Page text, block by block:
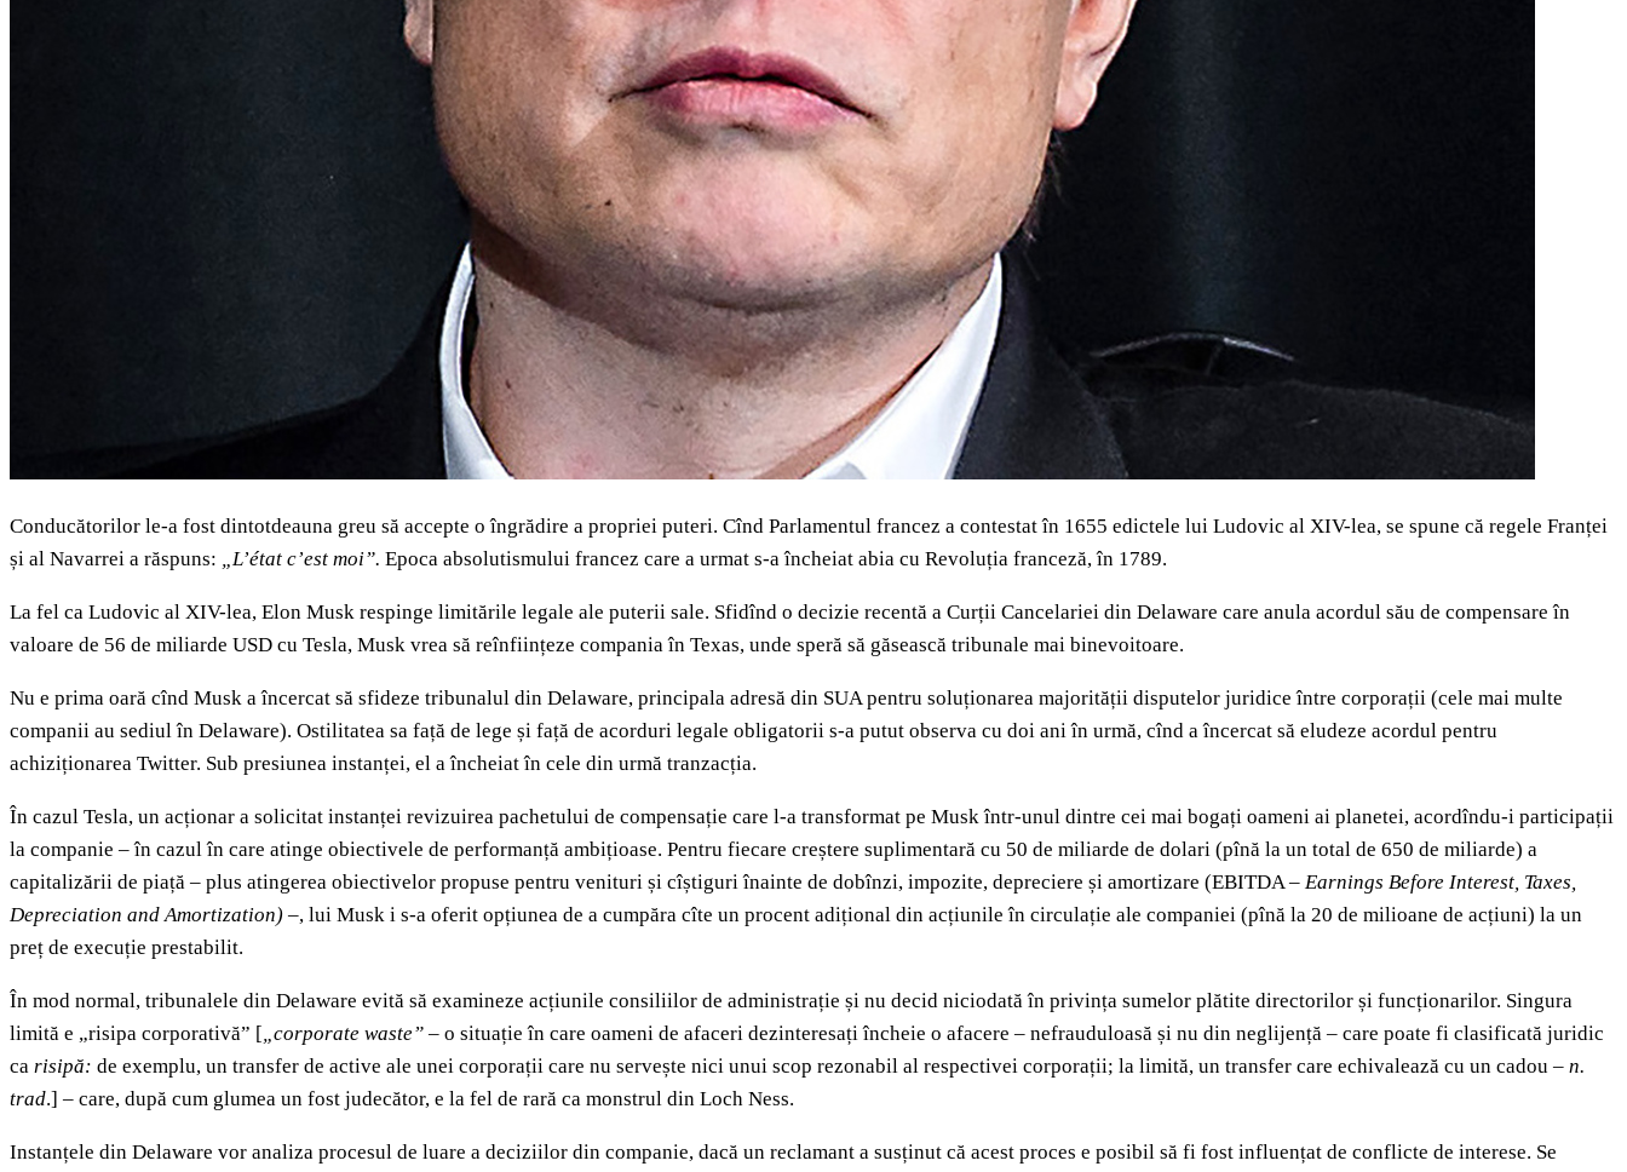
Conducătorilor le-a fost dintotdeauna greu să accepte o îngrădire a propriei puteri. Cînd Parlamentul francez a contestat în 1655 edictele lui Ludovic al XIV-lea, se spune că regele Franței
și al Navarrei a răspuns: „L’état c’est moi”. Epoca absolutismului francez care a urmat s-a încheiat abia cu Revoluția franceză, în 1789.
La fel ca Ludovic al XIV-lea, Elon Musk respinge limitările legale ale puterii sale. Sfidînd o decizie recentă a Curții Cancelariei din Delaware care anula acordul său de compensare în
valoare de 56 de miliarde USD cu Tesla, Musk vrea să reînființeze compania în Texas, unde speră să găsească tribunale mai binevoitoare.
Nu e prima oară cînd Musk a încercat să sfideze tribunalul din Delaware, principala adresă din SUA pentru soluționarea majorității disputelor juridice între corporații (cele mai multe
companii au sediul în Delaware). Ostilitatea sa față de lege și față de acorduri legale obligatorii s-a putut observa cu doi ani în urmă, cînd a încercat să eludeze acordul pentru
achiziționarea Twitter. Sub presiunea instanței, el a încheiat în cele din urmă tranzacția.
În cazul Tesla, un acționar a solicitat instanței revizuirea pachetului de compensație care l-a transformat pe Musk într-unul dintre cei mai bogați oameni ai planetei, acordîndu-i participații
la companie – în cazul în care atinge obiectivele de performanță ambițioase. Pentru fiecare creștere suplimentară cu 50 de miliarde de dolari (pînă la un total de 650 de miliarde) a
capitalizării de piață – plus atingerea obiectivelor propuse pentru venituri și cîștiguri înainte de dobînzi, impozite, depreciere și amortizare (EBITDA – Earnings Before Interest, Taxes,
Depreciation and Amortization) –, lui Musk i s-a oferit opțiunea de a cumpăra cîte un procent adițional din acțiunile în circulație ale companiei (pînă la 20 de milioane de acțiuni) la un
preț de execuție prestabilit.
În mod normal, tribunalele din Delaware evită să examineze acțiunile consiliilor de administrație și nu decid niciodată în privința sumelor plătite directorilor și funcționarilor. Singura
limită e „risipa corporativă” [„corporate waste” – o situație în care oameni de afaceri dezinteresați încheie o afacere – nefrauduloasă și nu din neglijență – care poate fi clasificată juridic
ca risipă: de exemplu, un transfer de active ale unei corporații care nu servește nici unui scop rezonabil al respectivei corporații; la limită, un transfer care echivalează cu un cadou – n.
trad.] – care, după cum glumea un fost judecător, e la fel de rară ca monstrul din Loch Ness.
Instanțele din Delaware vor analiza procesul de luare a deciziilor din companie, dacă un reclamant a susținut că acest proces e posibil să fi fost influențat de conflicte de interese. Se